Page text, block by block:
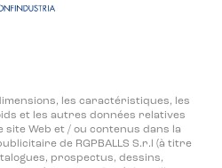
les caractéristiques, les
et les autres données relatives
Web et / ou contenus dans la
de RGPBALLS S.r.l (à titre
prospectus, dessins,